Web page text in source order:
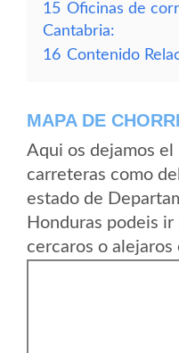
15 Oficinas de
Cantabria:
16 Contenido
MAPA DE
Aqui os dejamos
carreteras como
estado de
Honduras podeis
cercaros o alejaros